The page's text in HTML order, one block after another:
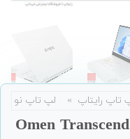
رایتاپ » لپ تاپ نو
لپ تاپ گیمینگ HP مدل Omen Transcend